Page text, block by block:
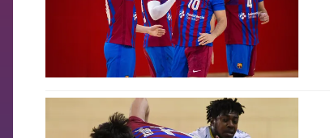
FCB Barcelona badge